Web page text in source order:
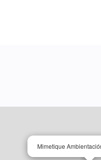
Mimetique